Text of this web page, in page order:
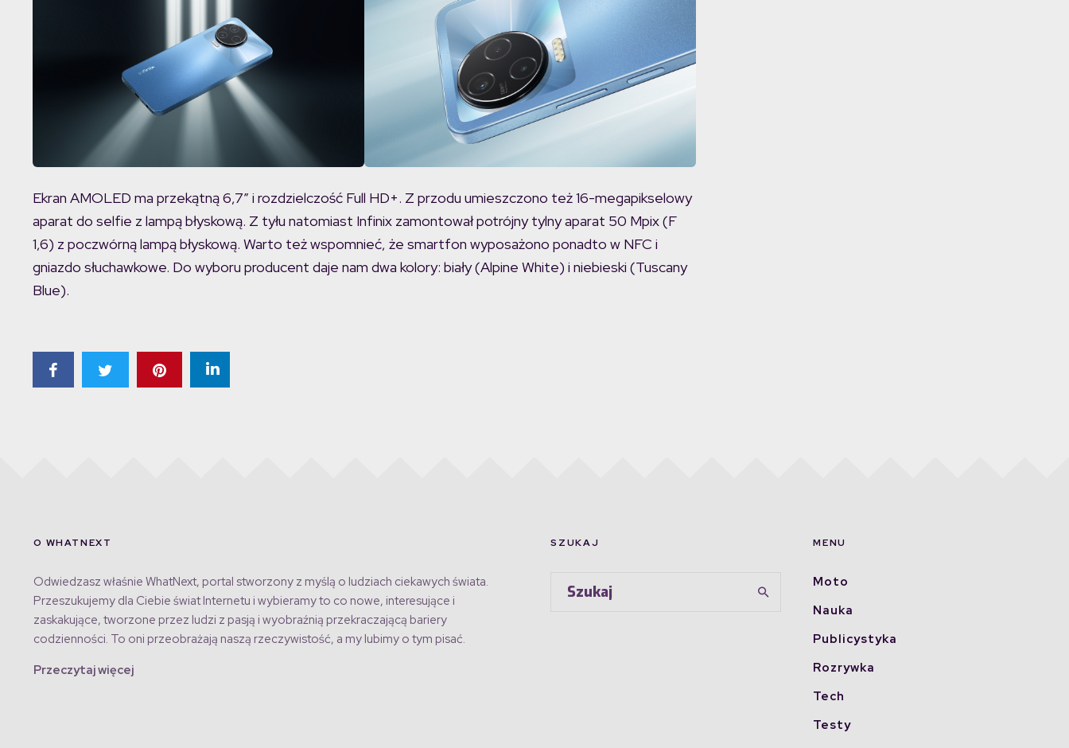
Ekran AMOLED ma przekątną 6,7″ i rozdzielczość Full HD+. Z przodu umieszczono też 16-megapikselowy
aparat do selfie z lampą błyskową. Z tyłu natomiast Infinix zamontował potrójny tylny aparat 50 Mpix (F
1,6) z poczwórną lampą błyskową. Warto też wspomnieć, że smartfon wyposażono ponadto w NFC i
gniazdo słuchawkowe. Do wyboru producent daje nam dwa kolory: biały (Alpine White) i niebieski (Tuscany
Blue).
O WHATNEXT
Odwiedzasz właśnie WhatNext, portal stworzony z myślą o ludziach ciekawych świata.
Przeszukujemy dla Ciebie świat Internetu i wybieramy to co nowe, interesujące i
zaskakujące, tworzone przez ludzi z pasją i wyobraźnią przekraczającą bariery
codzienności. To oni przeobrażają naszą rzeczywistość, a my lubimy o tym pisać.
Przeczytaj więcej
SZUKAJ MENU
Moto
Nauka
Publicystyka
Rozrywka
Tech
Testy